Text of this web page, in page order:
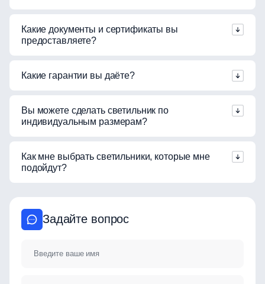
Какие документы и сертификаты вы
предоставляете?
Какие гарантии вы даёте?
Вы можете сделать светильник по
индивидуальным размерам?
Как мне выбрать светильники, которые мне
подойдут?
Задайте вопрос